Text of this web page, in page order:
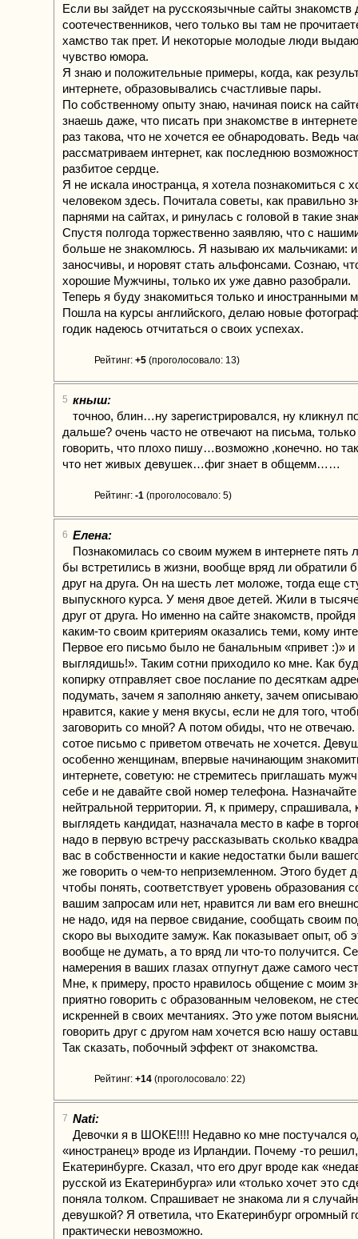
Если вы зайдет на русскоязычные сайты знакомств
соотечественников, чего только вы там не
хамство так прет. И некоторые молодые люди
чувство юмора.
Я знаю и положительные примеры, когда, как
интернете, образовывались счастливые пары.
По собственному опыту знаю, начиная поиск на
знаешь даже, что писать при знакомстве в
раз такова, что не хочется ее обнародовать. Ведь
рассматриваем интернет, как последнюю
разбитое сердце.
Я не искала иностранца, я хотела познакомиться с
человеком здесь. Почитала советы, как правильно
парнями на сайтах, и ринулась с головой в такие
Спустя полгода торжественно заявляю, что с
больше не знакомлюсь. Я называю их мальчиками:
заносчивы, и норовят стать альфонсами. Сознаю,
хорошие Мужчины, только их уже давно разобрали.
Теперь я буду знакомиться только и иностранными
Пошла на курсы английского, делаю новые
годик надеюсь отчитаться о своих успехах.
Рейтинг: +5 (проголосовало: 13)
5 кныш:
точноо, блин…ну зарегистрировался, ну кликнул
дальше? очень часто не отвечают на письма,
говорить, что плохо пишу…возможно ,конечно. но
что нет живых девушек…фиг знает в общемм……
Рейтинг: -1 (проголосовало: 5)
6 Елена:
Познакомилась со своим мужем в интернете пять
бы встретились в жизни, вообще вряд ли обратили
друг на друга. Он на шесть лет моложе, тогда еще
выпускного курса. У меня двое детей. Жили в
друг от друга. Но именно на сайте знакомств,
каким-то своим критериям оказались теми, кому
Первое его письмо было не банальным «привет :)» и
выглядишь!». Таким сотни приходило ко мне. Как
копирку отправляет свое послание по десяткам
подумать, зачем я заполняю анкету, зачем
нравится, какие у меня вкусы, если не для того,
заговорить со мной? А потом обиды, что не
сотое письмо с приветом отвечать не хочется.
особенно женщинам, впервые начинающим
интернете, советую: не стремитесь приглашать
себе и не давайте свой номер телефона.
нейтральной территории. Я, к примеру, спрашивала,
выглядеть кандидат, назначала место в кафе в
надо в первую встречу рассказывать сколько
вас в собственности и какие недостатки были
же говорить о чем-то неприземленном. Этого будет
чтобы понять, соответствует уровень образования
вашим запросам или нет, нравится ли вам его
не надо, идя на первое свидание, сообщать своим
скоро вы выходите замуж. Как показывает опыт, об
вообще не думать, а то вряд ли что-то получится.
намерения в ваших глазах отпугнут даже самого
Мне, к примеру, просто нравилось общение с моим
приятно говорить с образованным человеком, не
искренней в своих мечтаниях. Это уже потом
говорить друг с другом нам хочется всю нашу
Так сказать, побочный эффект от знакомства.
Рейтинг: +14 (проголосовало: 22)
7 Nati:
Девочки я в ШОКЕ!!!! Недавно ко мне постучался
«иностранец» вроде из Ирландии. Почему -то
Екатеринбурге. Сказал, что его друг вроде как
русской из Екатеринбурга» или «только хочет это
поняла толком. Спрашивает не знакома ли я
девушкой? Я ответила, что Екатеринбург огромный
практически невозможно.